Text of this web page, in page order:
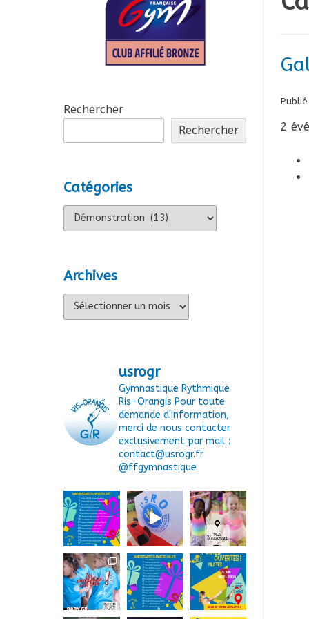
2
Rechercher
Rechercher
Catégories
Catégories
Archives
Archives
usrogr
Gymnastique Rythmique
Ris-Orangis Pour toute
demande d'information,
merci de nous contacter
exclusivement par mail :
contact@usrogr.fr
@ffgymnastique